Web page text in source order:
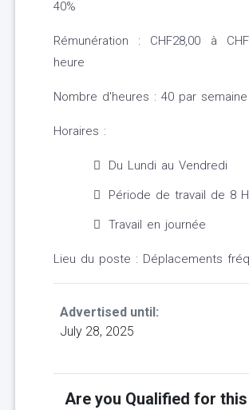
40%
Rémunération : CHF28,00 à
heure
Nombre d'heures : 40 par semaine
Horaires :
Du Lundi au Vendredi
Période de travail de 8
Travail en journée
Lieu du poste : Déplacements
Advertised until:
July 28, 2025
Are you Qualified for this